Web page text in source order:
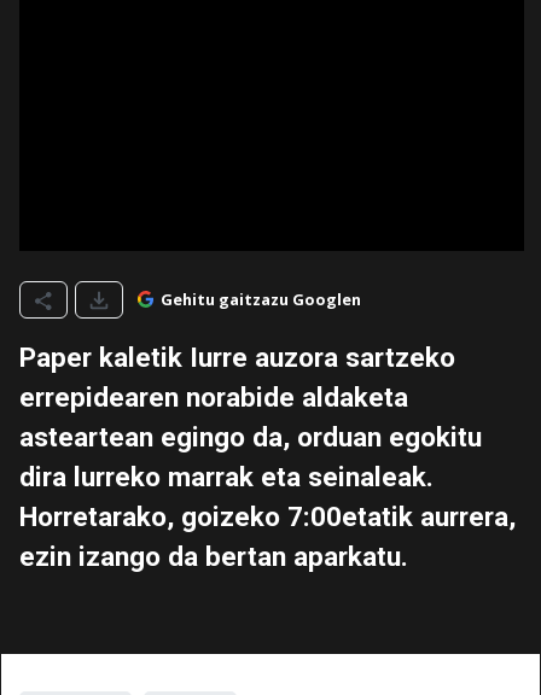
Gehitu gaitzazu Googlen
Paper kaletik Iurre auzora sartzeko
errepidearen norabide aldaketa
asteartean egingo da, orduan egokitu
dira lurreko marrak eta seinaleak.
Horretarako, goizeko 7:00etatik aurrera,
ezin izango da bertan aparkatu.